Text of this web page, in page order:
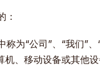
：
称为“公司”、“我们”
机、移动设备或其他